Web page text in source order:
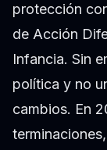
protección
de Acción
Infancia. Sin
política y no
cambios. En